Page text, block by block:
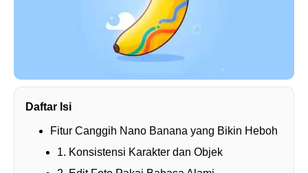
Daftar Isi
Fitur Canggih Nano Banana yang Bikin Heboh
1. Konsistensi Karakter dan Objek